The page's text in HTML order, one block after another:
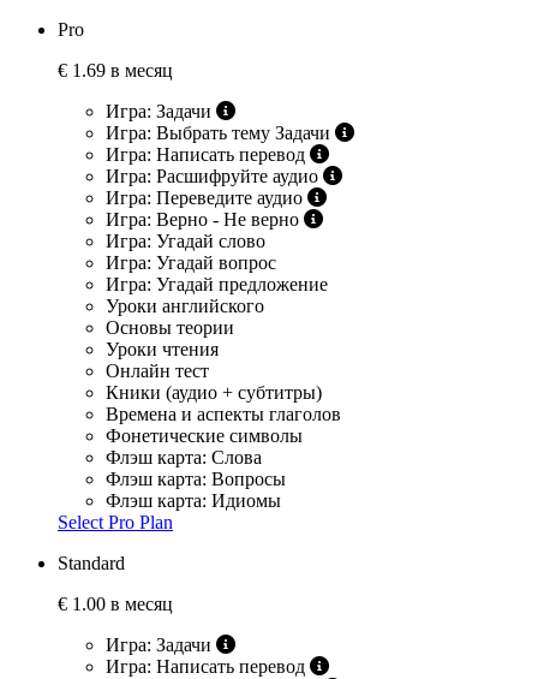
Pro
€ 1.69 в месяц
Игра: Задачи
Игра: Выбрать тему Задачи
Игра: Написать перевод
Игра: Расшифруйте аудио
Игра: Переведите аудио
Игра: Верно - Не верно
Игра: Угадай слово
Игра: Угадай вопрос
Игра: Угадай предложение
Уроки английского
Основы теории
Уроки чтения
Онлайн тест
Кники (аудио + субтитры)
Времена и аспекты глаголов
Фонетические символы
Флэш карта: Слова
Флэш карта: Вопросы
Флэш карта: Идиомы
Select Pro Plan
Standard
€ 1.00 в месяц
Игра: Задачи
Игра: Написать перевод